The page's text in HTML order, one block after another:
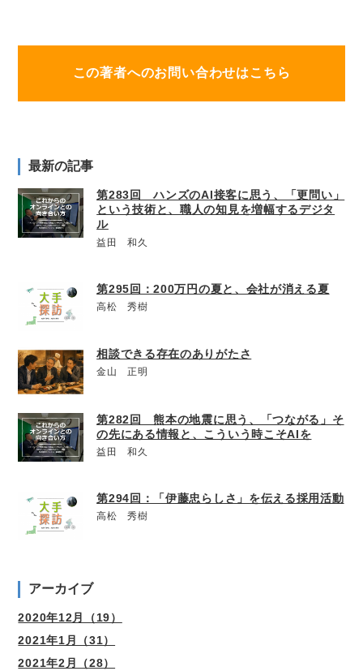
この著者へのお問い合わせはこちら
最新の記事
第283回 ハンズのAI接客に思う、「更問い」
という技術と、職人の知見を増幅するデジタ
ル
益田 和久
第295回：200万円の夏と、会社が消える夏
高松 秀樹
相談できる存在のありがたさ
金山 正明
第282回 熊本の地震に思う、「つながる」そ
の先にある情報と、こういう時こそAIを
益田 和久
第294回：「伊藤忠らしさ」を伝える採用活動
高松 秀樹
アーカイブ
2020年12月（19）
2021年1月（31）
2021年2月（28）